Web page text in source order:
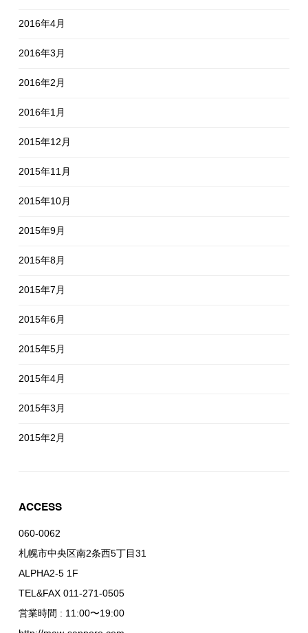
2016年4月
2016年3月
2016年2月
2016年1月
2015年12月
2015年11月
2015年10月
2015年9月
2015年8月
2015年7月
2015年6月
2015年5月
2015年4月
2015年3月
2015年2月
ACCESS
060-0062
札幌市中央区南2条西5丁目31
ALPHA2-5 1F
TEL&FAX 011-271-0505
営業時間 : 11:00〜19:00